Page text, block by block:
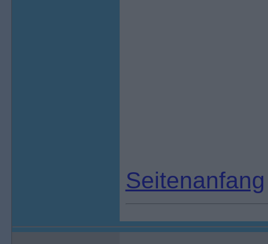
Seitenanfang